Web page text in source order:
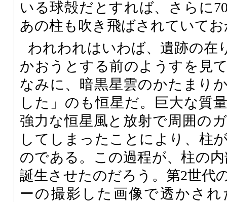
いる球殻だとすれば、さらに
あの柱も吹き飛ばされていて
われわれはいわば、遺跡の在
かおうとする前のようすを見
なみに、暗黒星雲のかたまり
した」のも恒星だ。巨大な質
強力な恒星風と放射で周囲の
してしまったことにより、柱
のである。この過程が、柱の
誕生させたのだろう。第2世代
ーの撮影した画像で透かさ